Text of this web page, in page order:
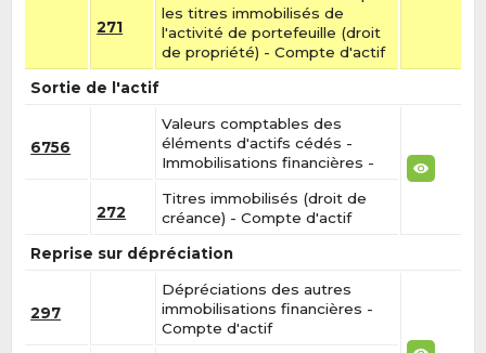
271
les titres immobilisés de
l'activité de portefeuille (droit
de propriété) - Compte d'actif
Sortie de l'actif
6756
Valeurs comptables des
éléments d'actifs cédés -
Immobilisations financières -
272
Titres immobilisés (droit de
créance) - Compte d'actif
Reprise sur dépréciation
297
Dépréciations des autres
immobilisations financières -
Compte d'actif